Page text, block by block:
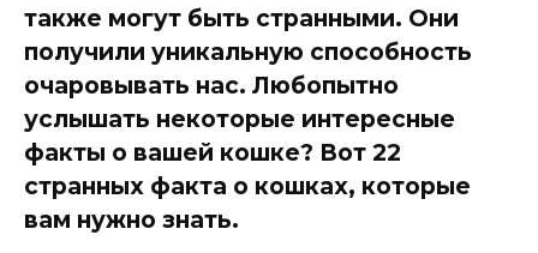
также могут быть странными. Они
получили уникальную способность
очаровывать нас. Любопытно
услышать некоторые интересные
факты о вашей кошке? Вот 22
странных факта о кошках, которые
вам нужно знать.